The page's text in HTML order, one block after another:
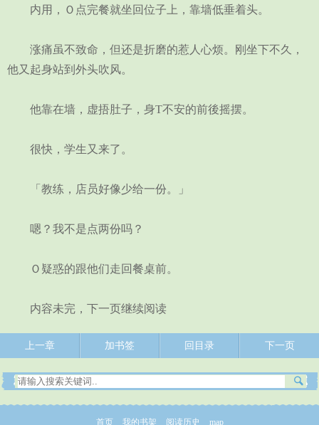
内用，Ｏ点完餐就坐回位子上，靠墙低垂着头。
涨痛虽不致命，但还是折磨的惹人心烦。刚坐下不久，
他又起身站到外头吹风。
他靠在墙，虚捂肚子，身T不安的前後摇摆。
很快，学生又来了。
「教练，店员好像少给一份。」
嗯？我不是点两份吗？
Ｏ疑惑的跟他们走回餐桌前。
内容未完，下一页继续阅读
上一章 加书签 回目录 下一页
首页 我的书架 阅读历史 map